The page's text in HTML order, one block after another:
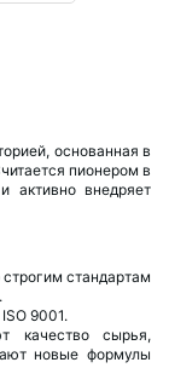
основанная в
пионером в
активно внедряет
стандартам
9001.
качество сырья,
новые формулы